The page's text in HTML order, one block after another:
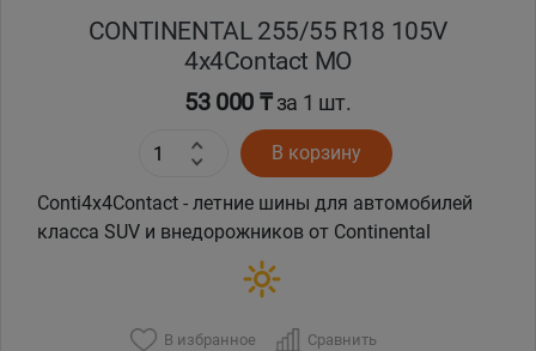
CONTINENTAL 255/55 R18 105V
4x4Contact MO
53 000 ₸за 1 шт.
В корзину
Conti4x4Contact - летние шины для автомобилей
класса SUV и внедорожников от Continental
В избранное Сравнить